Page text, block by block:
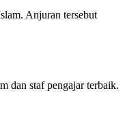
Anjuran tersebut
dan staf pengajar terbaik.